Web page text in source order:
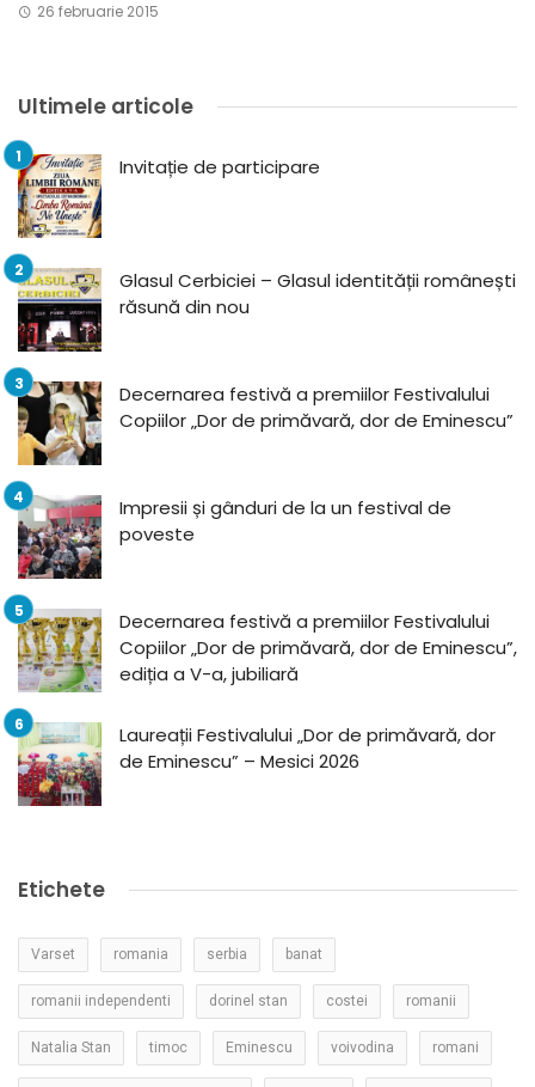
26 februarie 2015
Ultimele articole
Invitație de participare
Glasul Cerbiciei – Glasul identității românești
răsună din nou
Decernarea festivă a premiilor Festivalului
Copiilor „Dor de primăvară, dor de Eminescu”
Impresii și gânduri de la un festival de
poveste
Decernarea festivă a premiilor Festivalului
Copiilor „Dor de primăvară, dor de Eminescu”,
ediția a V-a, jubiliară
Laureații Festivalului „Dor de primăvară, dor
de Eminescu” – Mesici 2026
Etichete
Varset romania serbia banat
romanii independenti dorinel stan costei romanii
Natalia Stan timoc Eminescu voivodina romani